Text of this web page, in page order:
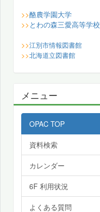
>>酪農学園大学
>> とわの森三愛高等学校
>>江別市情報図書館
>>北海道立図書館
メニュー
OPAC TOP
資料検索
カレンダー
6F 利用状況
よくある質問